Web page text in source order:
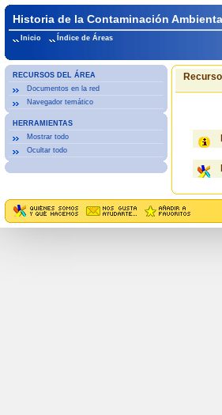
Historia de la Contaminación
Inicio Índice de Áreas
RECURSOS DEL ÁREA
Documentos en la red
Navegador temático
HERRAMIENTAS
Mostrar todo
Ocultar todo